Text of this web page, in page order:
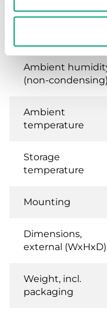
Ambient
(non-condensing)
Ambient
temperature
Storage
temperature
Mounting
Dimensions,
external (WxHxD)
Weight, incl.
packaging